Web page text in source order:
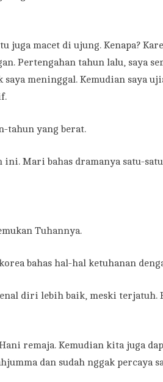
juga macet di ujung. Kenapa?
Pertengahan tahun lalu, saya
saya meninggal. Kemudian saya
tahun yang berat.
ini. Mari bahas dramanya satu-
Tuhannya.
bahas hal-hal ketuhanan
diri lebih baik, meski terjatuh.
remaja. Kemudian kita juga
dan sudah nggak percaya